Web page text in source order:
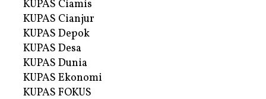
KUPAS Ciamis
KUPAS Cianjur
KUPAS Depok
KUPAS Desa
KUPAS Dunia
KUPAS Ekonomi
KUPAS FOKUS